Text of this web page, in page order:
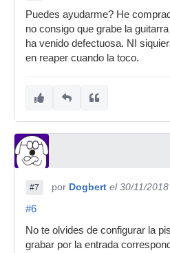
Puedes ayudarme? He
no consigo que grabe la
ha venido defectuosa. NI
en reaper cuando la toco.
#7 por Dogbert el 30/11/2018
#6
No te olvides de configurar la
grabar por la entrada